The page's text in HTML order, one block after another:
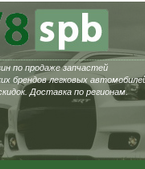
по продаже запчастей
брендов легковых
Доставка по регионам.